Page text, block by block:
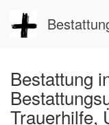
Inhalt
springen
Bestattung
Trauerhilfe,